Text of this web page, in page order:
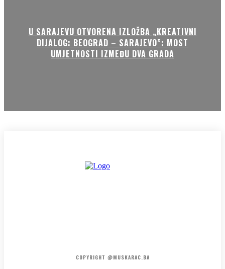
U SARAJEVU OTVORENA IZLOŽBA „KREATIVNI
DIJALOG: BEOGRAD – SARAJEVO”: MOST
UMJETNOSTI IZMEĐU DVA GRADA
COPYRIGHT @MUSKARAC.BA